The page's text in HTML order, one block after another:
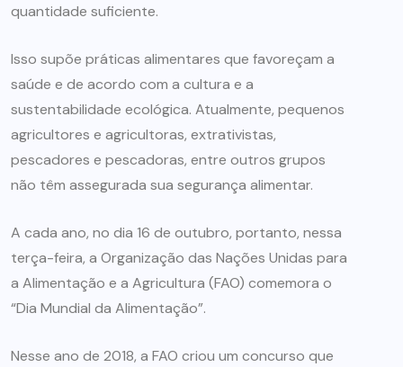
quantidade suficiente.
Isso supõe práticas alimentares que favoreçam a
saúde e de acordo com a cultura e a
sustentabilidade ecológica. Atualmente, pequenos
agricultores e agricultoras, extrativistas,
pescadores e pescadoras, entre outros grupos
não têm assegurada sua segurança alimentar.
A cada ano, no dia 16 de outubro, portanto, nessa
terça-feira, a Organização das Nações Unidas para
a Alimentação e a Agricultura (FAO) comemora o
“Dia Mundial da Alimentação”.
Nesse ano de 2018, a FAO criou um concurso que